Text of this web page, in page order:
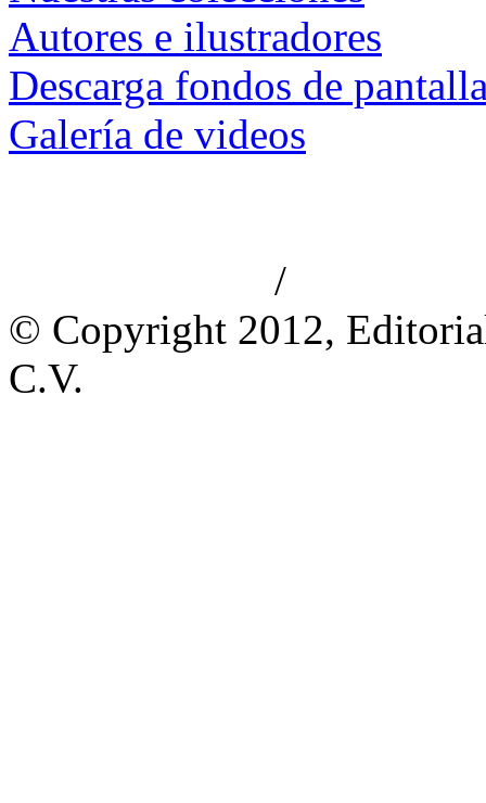
Autores e ilustradores
Descarga fondos de
Galería de videos
/
© Copyright 2012,
C.V.